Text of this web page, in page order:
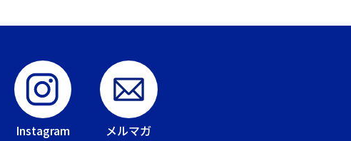
Instagram メルマガ